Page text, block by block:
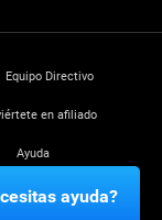
Equipo Directivo
en afiliado
Ayuda
Confianza ayuda?